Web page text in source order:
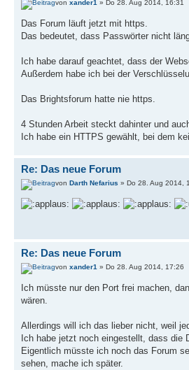
von xander1 » Do 28. Aug 2014, 16:31
Das Forum läuft jetzt mit https.
Das bedeutet, dass Passwörter nicht
Ich habe darauf geachtet, dass der
Außerdem habe ich bei der
Das Brightsforum hatte nie https.
4 Stunden Arbeit steckt dahinter und
Ich habe ein HTTPS gewählt, bei dem
Re: Das neue Forum
von Darth Nefarius » Do 28. Aug 2014,
Re: Das neue Forum
von xander1 » Do 28. Aug 2014, 17:26
Ich müsste nur den Port frei machen,
wären.
Allerdings will ich das lieber nicht, weil
Ich habe jetzt noch eingestellt, dass die
Eigentlich müsste ich noch das Forum
sehen, mache ich später.